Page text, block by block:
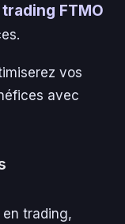
FTMO
vos
avec
trading,